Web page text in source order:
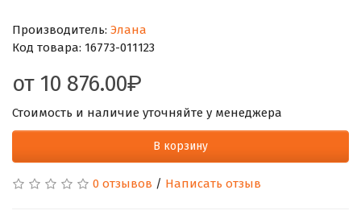
Производитель: Элана
Код товара: 16773-011123
от 10 876.00
Стоимость и наличие уточняйте у менеджера
В корзину
0 отзывов / Написать отзыв